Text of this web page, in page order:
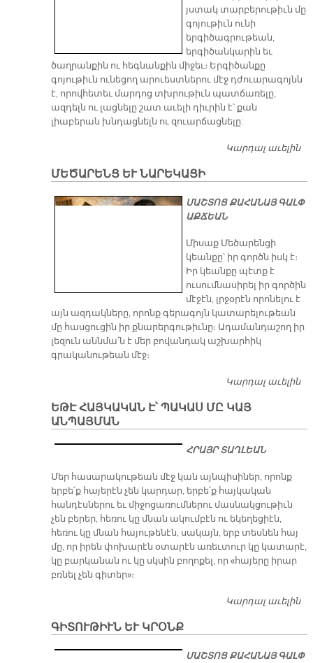
յստակ տարբերութիւն մը
գոյութիւն ունի
երգիծագրութեան,
երգիծանկարին եւ
ծաղրանքին ու հեգնանքին միջեւ։ Երգիծանքը
գոյութիւն ունեցող արուեստներու մէջ դժուարագոյնն
է, որովհետեւ մարդոց տխրութիւն պատճառելը,
ազդելն ու լացնելը շատ աւելի դիւրին է՝ քան
լիաբերան խնդացնելն ու զուարճացնելը:
Կարդալ աւելին
ՄԵԾԱՐԵՆՑ ԵՒ ՆԱՐԵԿԱՑԻ
ՄԱՇՏՈՑ ՔԱՀԱՆԱՅ ԳԱԼՓ
ԱՔՃԵԱՆ
Միսաք Մեծարենցի
կեանքը՝ իր գործն իսկ է։
Իր կեանքը պէտք է
ուսումնասիրել իր գործին
մէջէն, լրջօրէն որոնելու է
այն ազդակները, որոնք գերագոյն կատարելութեան
մը հասցուցին իր քնարերգութիւնը։ Ադամանդաշող իր
լեզուն աննմա՛ն է մեր բովանդակ աշխարհիկ
գրականութեան մէջ։
Կարդալ աւելին
ԵԹԷ ՀԱՅԿԱԿԱՆ Է՝ ՊԱԿԱՍ ՄԸ ԿԱՅ
ԱՆՊԱՅՄԱՆ
ՀՐԱՅՐ ՏԱՂԼԵԱՆ
Մեր հասարակութեան մէջ կան այնպիսիներ, որոնք
երբե՛ք հայերէն չեն կարդար, երբե՛ք հայկական
հանդէսներու եւ միջոցառումներու մասնակցութիւն
չեն բերեր, հեռու կը մնան ակումբէն ու եկեղեցիէն,
հեռու կը մնան հայութենէն, սակայն, երբ տեսնեն հայ
մը, որ իրեն փոխարէն օտարէն առեւտուր կը կատարէ,
կը բարկանան ու կը սկսին բողոքել, որ «հայերը իրար
բռնել չեն գիտեր»։
Կարդալ աւելին
ԳԻՏՈՒԹԻՒՆ ԵՒ ԿՐՕՆՔ
ՄԱՇՏՈՑ ՔԱՀԱՆԱՅ ԳԱԼՓ